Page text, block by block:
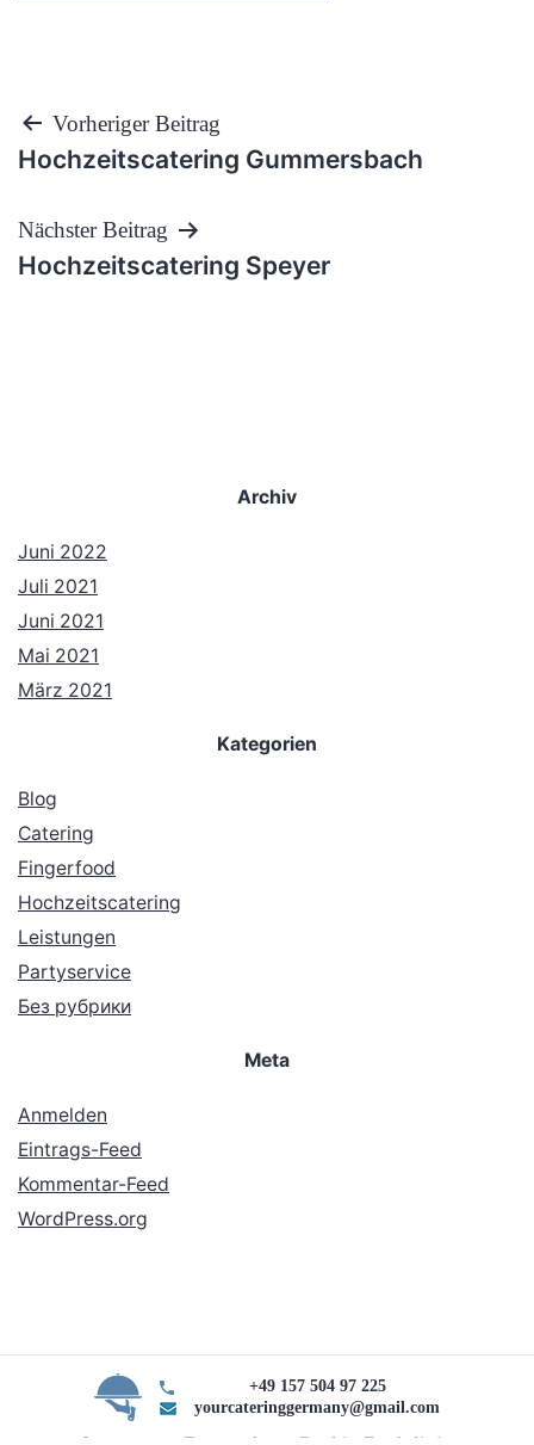
Beitragsnavigation
Vorheriger Beitrag
Hochzeitscatering Gummersbach
Nächster Beitrag
Hochzeitscatering Speyer
Archiv
Juni 2022
Juli 2021
Juni 2021
Mai 2021
März 2021
Kategorien
Blog
Catering
Fingerfood
Hochzeitscatering
Leistungen
Partyservice
Без рубрики
Meta
Anmelden
Eintrags-Feed
Kommentar-Feed
WordPress.org
+49 157 504 97 225
yourcateringgermany@gmail.com